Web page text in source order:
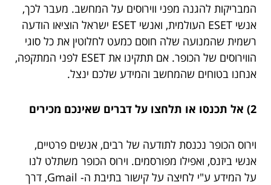
המבריקות להגנה מפני ווירוסים על המחשב. מעבר לכך,
אנשי ESET העולמית, ואנשי ESET ישראל הוציאו הודעה
רשמית שהמנועה שלה חוסם כמעט לחלוטין את כל סוגי
הווירוסים של הכופר. אם תתקינו את ESET לפני המתקפה,
אנחנו בטוחים שהמחשב והמידע שלכם ינצל.
2) אל תכנסו או תלחצו על דברים שאינכם מכירים
וירוס הכופר נכנסת לתודעה של רבים, אנשים פרטיים,
אנשי ביזנס, ואפילו מפורסמים. וירוס הכופר משתלט לנו
על המידע ע"י לחיצה על קישור בתיבת ה- Gmail, דרך